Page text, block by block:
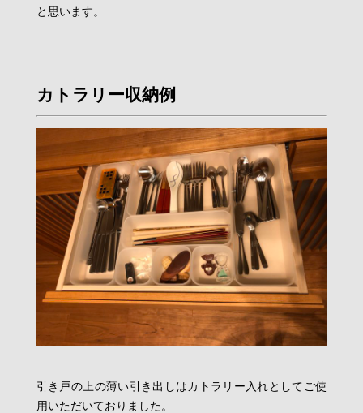
と思います。
カトラリー収納例
引き戸の上の薄い引き出しはカトラリー入れとしてご使
用いただいておりました。